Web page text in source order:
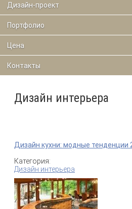
Дизайн-проект
Портфолио
Цена
Контакты
Дизайн интерьера
Дизайн кухни: модные тенденции
Категория:
Дизайн интерьера